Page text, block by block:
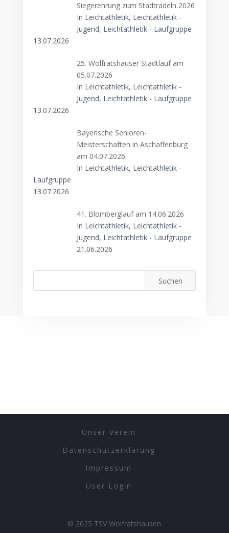
Siegerehrung zum Stadtradeln 2026
In Leichtathletik, Leichtathletik -
Jugend, Leichtathletik - Laufgruppe
13.07.2026
25. Wolfratshauser Stadtlauf am
05.07.2026
In Leichtathletik, Leichtathletik -
Jugend, Leichtathletik - Laufgruppe
13.07.2026
Bayerische Senioren-
Meisterschaften in Aschaffenburg
am 04.07.2026
In Leichtathletik, Leichtathletik -
Laufgruppe
13.07.2026
41. Blomberglauf am 14.06.2026
In Leichtathletik, Leichtathletik -
Jugend, Leichtathletik - Laufgruppe
21.06.2026
Unser Verein
Datenschutzerklärung
Impressum
User Login
© 2025 TSV Wolfratshausen